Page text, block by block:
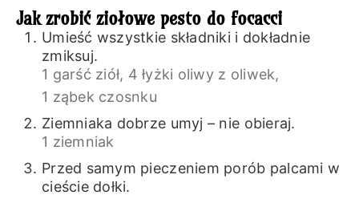
Jak zrobić ziołowe pesto do focacci
Umieść wszystkie składniki i dokładnie
zmiksuj.
1 garść ziół, 4 łyżki oliwy z oliwek,
1 ząbek czosnku
Ziemniaka dobrze umyj – nie obieraj.
1 ziemniak
Przed samym pieczeniem porób palcami w
cieście dołki.